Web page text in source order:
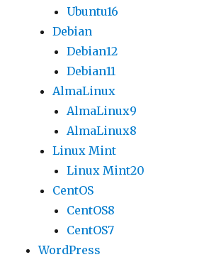
Ubuntu16
Debian
Debian12
Debian11
AlmaLinux
AlmaLinux9
AlmaLinux8
Linux Mint
Linux Mint20
CentOS
CentOS8
CentOS7
WordPress